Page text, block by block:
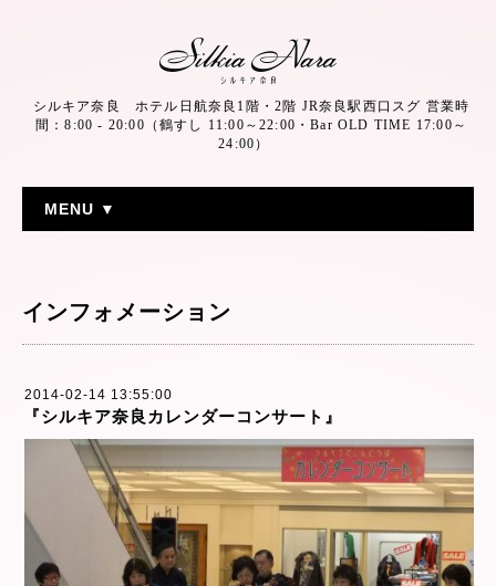
シルキア奈良 ホテル日航奈良1階・2階 JR奈良駅西口スグ 営業時
間：8:00 - 20:00（鶴すし 11:00～22:00・Bar OLD TIME 17:00～
24:00）
MENU ▼
インフォメーション
2014-02-14 13:55:00
『シルキア奈良カレンダーコンサート』